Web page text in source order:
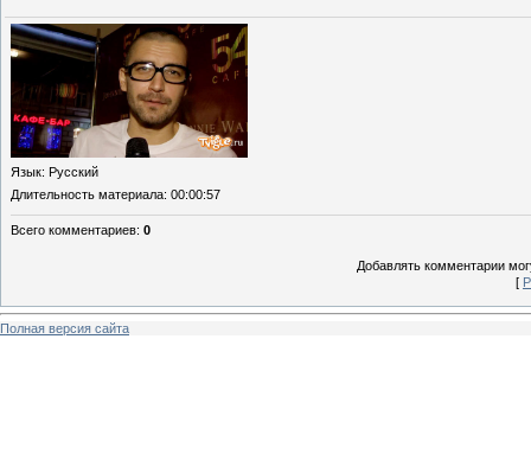
Язык: Русский
Длительность материала: 00:00:57
Всего комментариев: 0
Добавлять комментарии
[
Полная версия сайта